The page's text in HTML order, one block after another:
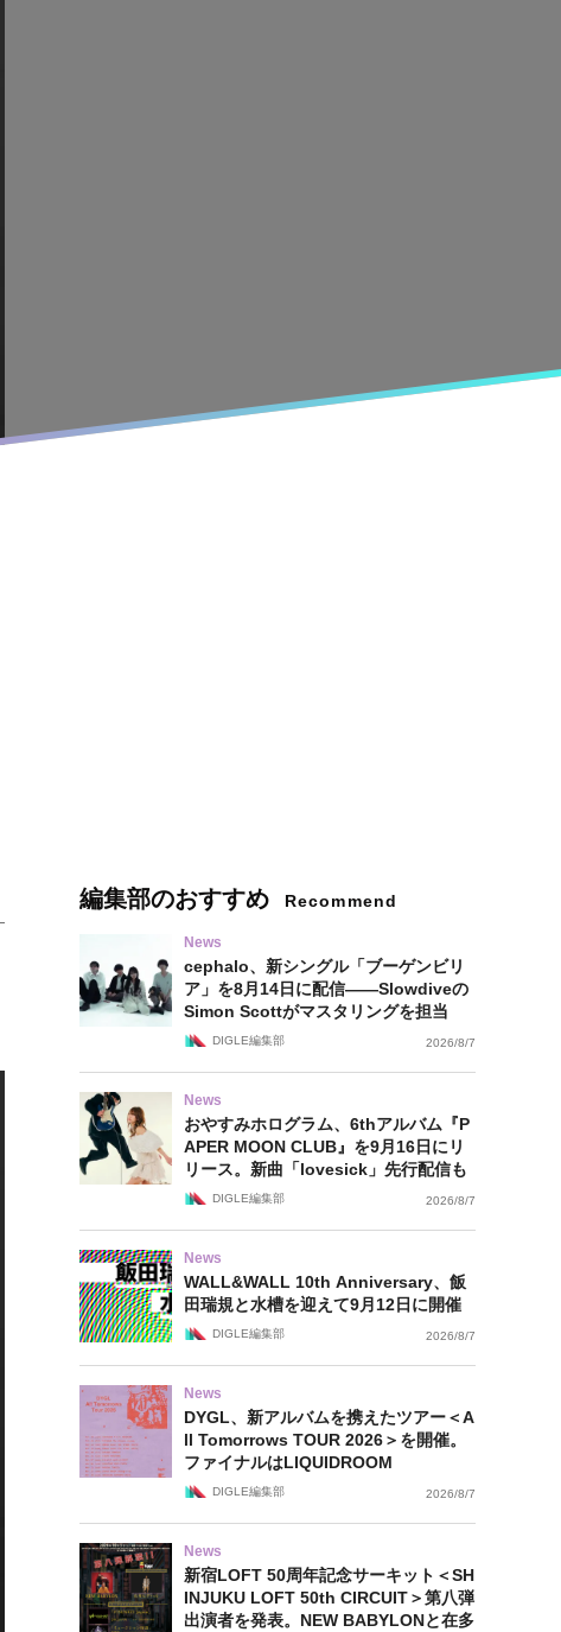
編集部のおすすめ Recommend
News
cephalo、新シングル「ブーゲンビリ
ア」を8月14日に配信——Slowdiveの
Simon Scottがマスタリングを担当
DIGLE編集部 2026/8/7
News
おやすみホログラム、6thアルバム『P
APER MOON CLUB』を9月16日にリ
リース。新曲「lovesick」先行配信も
DIGLE編集部 2026/8/7
News
WALL&WALL 10th Anniversary、飯
田瑞規と水槽を迎えて9月12日に開催
DIGLE編集部 2026/8/7
News
DYGL、新アルバムを携えたツアー＜A
ll Tomorrows TOUR 2026＞を開催。
ファイナルはLIQUIDROOM
DIGLE編集部 2026/8/7
News
新宿LOFT 50周年記念サーキット＜SH
INJUKU LOFT 50th CIRCUIT＞第八弾
出演者を発表。NEW BABYLONと在多